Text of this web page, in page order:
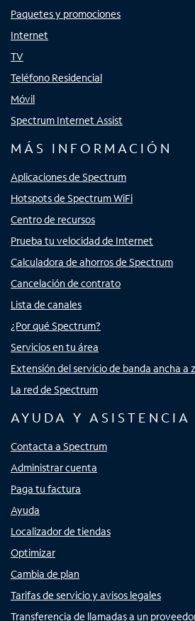
Paquetes y promociones
Internet
TV
Teléfono Residencial
Móvil
Spectrum Internet Assist
MÁS INFORMACIÓN
Aplicaciones de Spectrum
Hotspots de Spectrum WiFi
Centro de recursos
Prueba tu velocidad de Internet
Calculadora de ahorros de Spectrum
Cancelación de contrato
Lista de canales
¿Por qué Spectrum?
Servicios en tu área
Extensión del servicio de banda ancha a
La red de Spectrum
AYUDA Y ASISTENCIA
Contacta a Spectrum
Administrar cuenta
Paga tu factura
Ayuda
Localizador de tiendas
Optimizar
Cambia de plan
Tarifas de servicio y avisos legales
Transferencia de llamadas a un